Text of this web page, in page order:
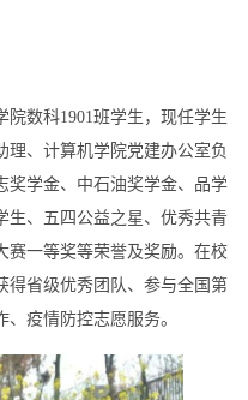
数科1901班学生，现任学生
理、计算机学院党建办公室负
奖学金、中石油奖学金、品学
生、五四公益之星、优秀共青
赛一等奖等荣誉及奖励。在校
得省级优秀团队、参与全国第
疫情防控志愿服务。